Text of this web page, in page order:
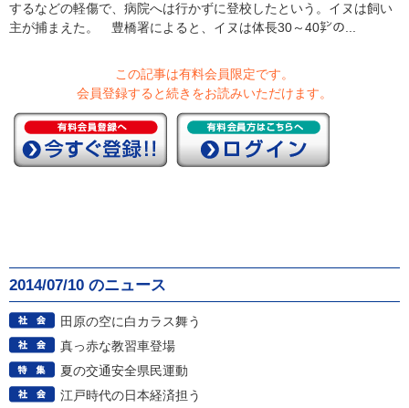
するなどの軽傷で、病院へは行かずに登校したという。イヌは飼い
主が捕まえた。 豊橋署によると、イヌは体長30～40㌢の...
この記事は有料会員限定です。
会員登録すると続きをお読みいただけます。
2014/07/10 のニュース
田原の空に白カラス舞う
真っ赤な教習車登場
夏の交通安全県民運動
江戸時代の日本経済担う